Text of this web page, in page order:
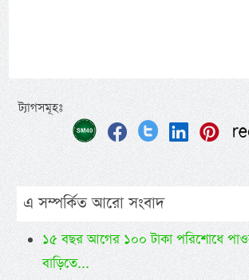
ট্যাগসমূহঃ
এ সম্পর্কিত আরো সংবাদ
১৫ বছর আগের ১০০ টাকা পরিশোধে
বাড়িতে...